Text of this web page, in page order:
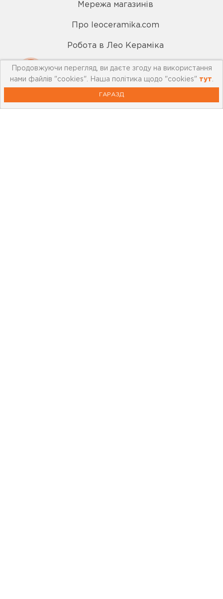
Мережа магазинів
Про leoceramika.com
Робота в Лео Кераміка
Контакти
Корисна інформація
Продовжуючи перегляд, ви даєте згоду на використання
нами файлів "cookies". Наша політика щодо "cookies" тут
ГАРАЗД